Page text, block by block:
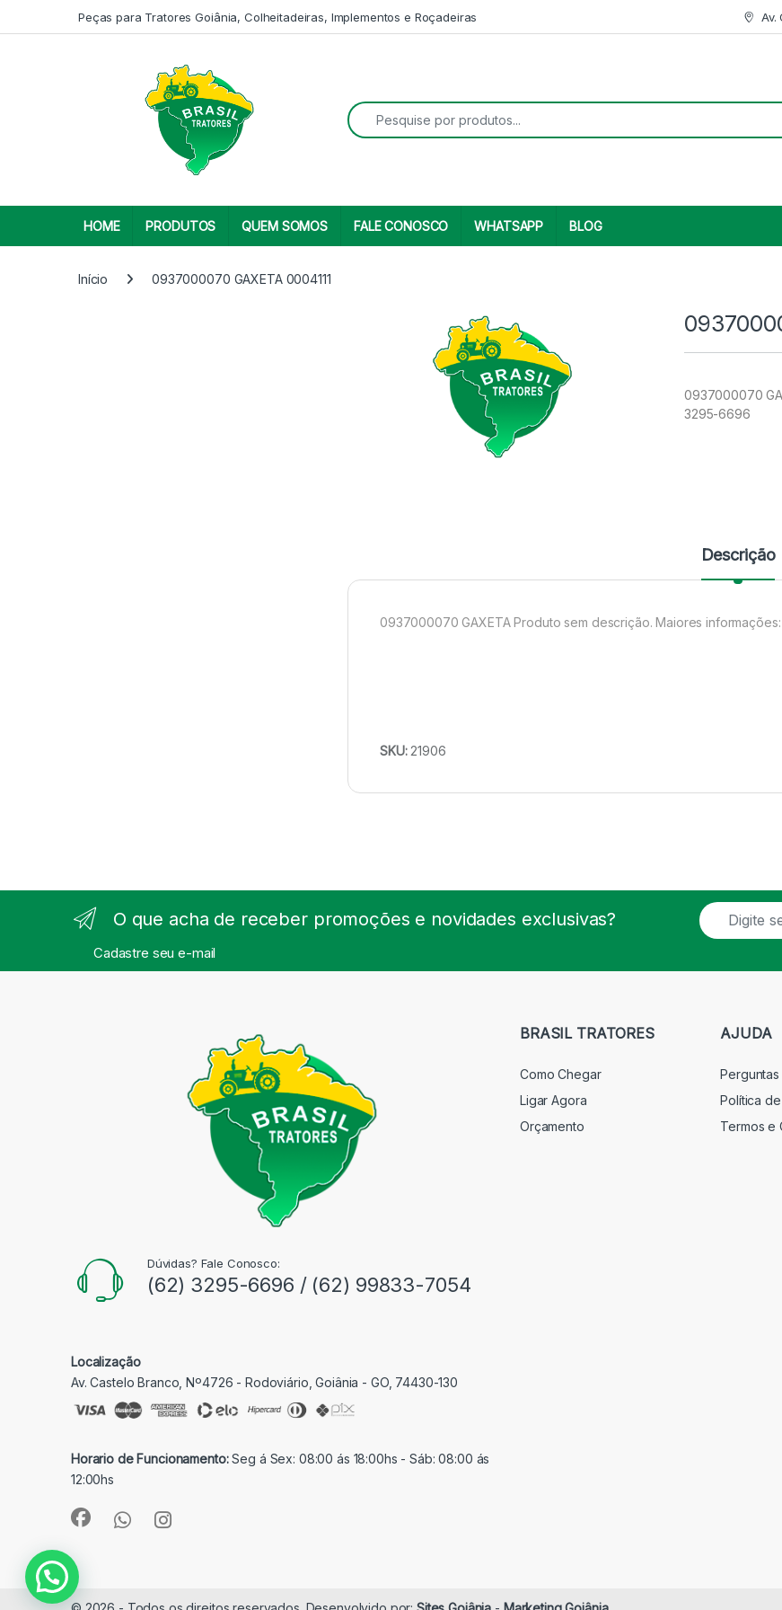
Peças para Tratores Goiânia, Colheitadeiras, Implementos e Roçadeiras Av.
Search for:
HOME PRODUTOS QUEM SOMOS FALE CONOSCO WHATSAPP BLOG
Início 0937000070 GAXETA 0004111
0937000070
3295-6696
Descrição
0937000070 GAXETA Produto sem descrição. Maiores
SKU: 21906
O que acha de receber promoções e novidades exclusivas?
Cadastre seu e-mail
E
m
Dúvidas? Fale Conosco:
(62) 3295-6696 / (62) 99833-7054
Localização
Av. Castelo Branco, Nº4726 - Rodoviário, Goiânia - GO, 74430-130
Horario de Funcionamento:Seg á Sex: 08:00 ás 18:00hs - Sáb: 08:00 ás
12:00hs
BRASIL TRATORES
Como Chegar
Ligar Agora
Orçamento
AJUDA
Política
Termos e